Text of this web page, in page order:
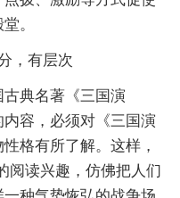
。
，有层次
古典名著《三国演
容，必须对《三国演
格有所了解。这样，
阅读兴趣，仿佛把人们